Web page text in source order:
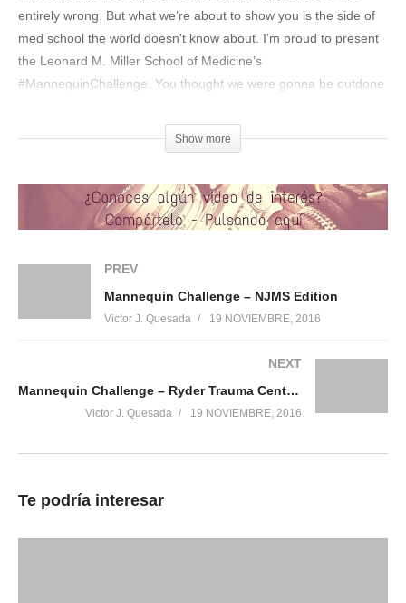
entirely wrong. But what we’re about to show you is the side of
med school the world doesn’t know about. I’m proud to present
the Leonard M. Miller School of Medicine’s
#MannequinChallenge. You thought we were gonna be outdone
they actually do better. Coming to an Operating Room near you!
19 noviembre, 2016
Show more
PREV
Mannequin Challenge – NJMS Edition
Victor J. Quesada 19 NOVIEMBRE, 2016
NEXT
Mannequin Challenge – Ryder Trauma Center | Jackson Health System
Victor J. Quesada 19 NOVIEMBRE, 2016
Te podría interesar